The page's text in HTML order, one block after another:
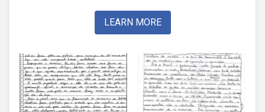
LEARN MORE